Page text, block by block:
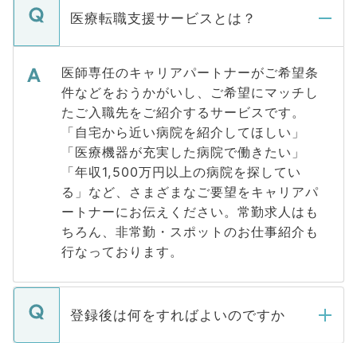
医療転職支援サービスとは？
医師専任のキャリアパートナーがご希望条
件などをおうかがいし、ご希望にマッチし
たご入職先をご紹介するサービスです。
「自宅から近い病院を紹介してほしい」
「医療機器が充実した病院で働きたい」
「年収1,500万円以上の病院を探してい
る」など、さまざまなご要望をキャリアパ
ートナーにお伝えください。常勤求人はも
ちろん、非常勤・スポットのお仕事紹介も
行なっております。
登録後は何をすればよいのですか